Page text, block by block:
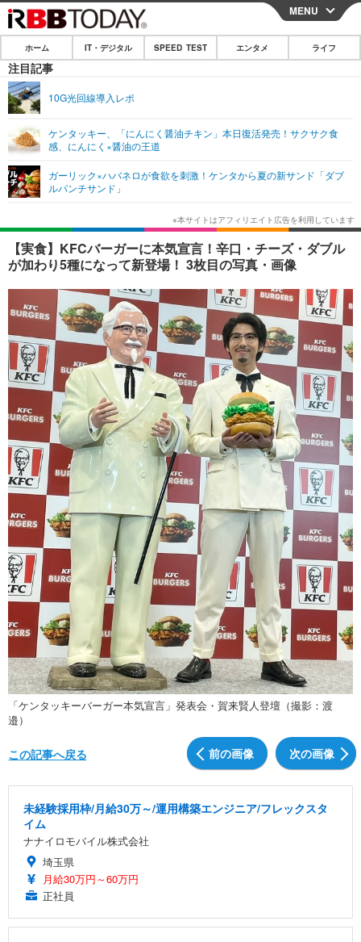
CLOSE
ホーム
IT・デジタル
ネタ
ショッピング その他
エンタメ
エンタメTOP
韓国・芸能
音楽 スポーツ
ショッピング その他
ライフ
ライフTOP グルメ
ペット ショッピング
その他
リリース一覧
プッシュ通知の停止方法
MENU
ホーム IT・デジタル SPEED TEST エンタメ ライフ
注目記事
10G光回線導入レポ
ケンタッキー、「にんにく醤油チキン」本日復活発売！サクサク食
感、にんにく×醤油の王道
ガーリック×ハバネロが食欲を刺激！ケンタから夏の新サンド「ダブ
ルパンチサンド」
【実食】KFCバーガーに本気宣言！辛口・チーズ・ダブル
が加わり5種になって新登場！ 3枚目の写真・画像
「ケンタッキーバーガー本気宣言」発表会・賀来賢人登壇（撮影：渡
邉）
前の画像 次の画像
この記事へ戻る
未経験採用枠/月給30万～/運用構築エンジニア/フレックスタ
イム
ナナイロモバイル株式会社
埼玉県
月給30万円～60万円
正社員